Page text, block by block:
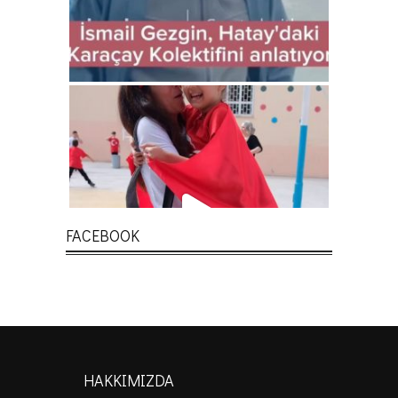
FACEBOOK
HAKKIMIZDA